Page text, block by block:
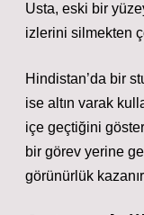
Usta, eski bir
izlerini silmekten
Hindistan’da bir
ise altın varak
içe geçtiğini
bir görev yerine
görünürlük